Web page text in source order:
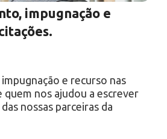
impugnação e
e recurso nas
nos ajudou a escrever
nossas parceiras da